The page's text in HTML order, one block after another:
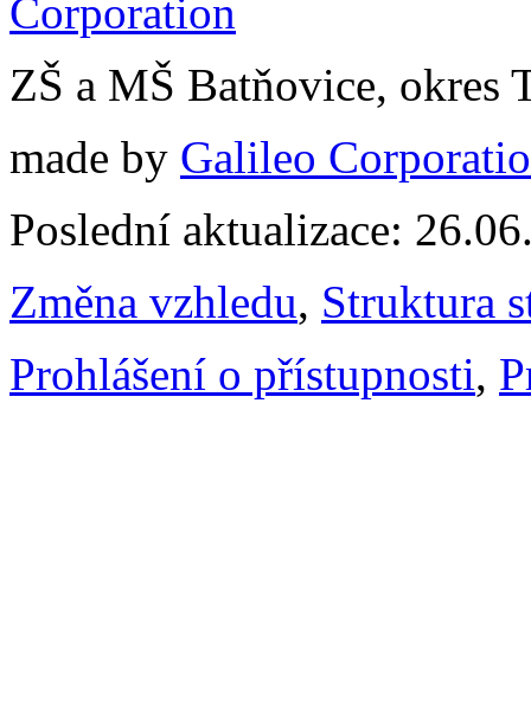
ZŠ a MŠ Batňovice, okres
made by Galileo
Poslední aktualizace:
Změna vzhledu, Struktura
Prohlášení o přístupnosti,